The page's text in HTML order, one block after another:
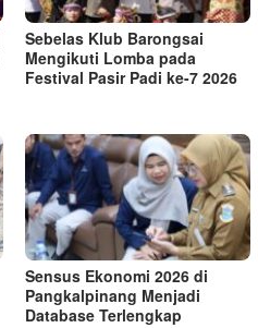
Sebelas Klub Barongsai
Mengikuti Lomba pada
Festival Pasir Padi ke-7 2026
Sensus Ekonomi 2026 di
Pangkalpinang Menjadi
Database Terlengkap